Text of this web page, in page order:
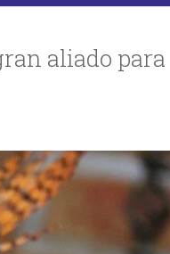
aliado para